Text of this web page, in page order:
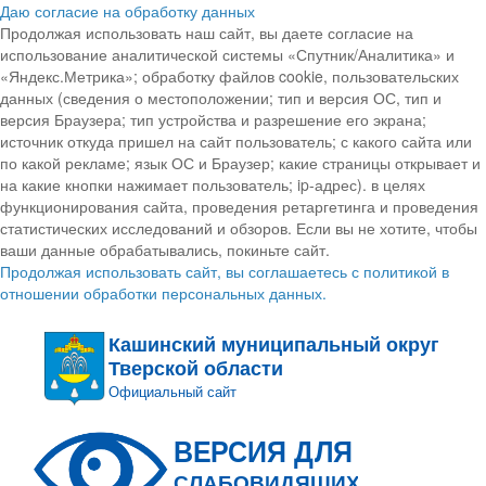
Даю согласие на обработку данных
Продолжая использовать наш сайт, вы даете согласие на
использование аналитической системы «Спутник/Аналитика» и
«Яндекс.Метрика»; обработку файлов cookie, пользовательских
данных (сведения о местоположении; тип и версия ОС, тип и
версия Браузера; тип устройства и разрешение его экрана;
источник откуда пришел на сайт пользователь; с какого сайта или
по какой рекламе; язык ОС и Браузер; какие страницы открывает и
на какие кнопки нажимает пользователь; ip-адрес). в целях
функционирования сайта, проведения ретаргетинга и проведения
статистических исследований и обзоров. Если вы не хотите, чтобы
ваши данные обрабатывались, покиньте сайт.
Продолжая использовать сайт, вы соглашаетесь с политикой в
отношении обработки персональных данных.